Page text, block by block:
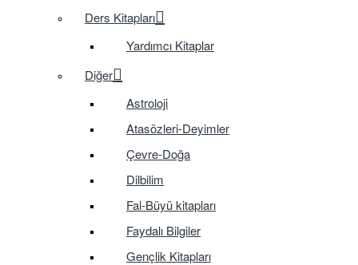
Ders Kitapları
Yardımcı Kitaplar
Diğer
Astroloji
Atasözleri-Deyimler
Çevre-Doğa
Dilbilim
Fal-Büyü kitapları
Faydalı Bilgiler
Gençlik Kitapları